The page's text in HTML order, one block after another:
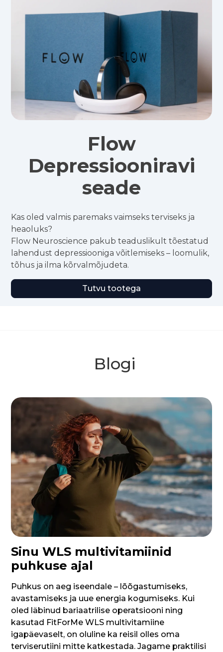
Flow
Depressiooniravi
seade
Kas oled valmis paremaks vaimseks terviseks ja
heaoluks?
Flow Neuroscience pakub teaduslikult tõestatud
lahendust depressiooniga võitlemiseks – loomulik,
tõhus ja ilma kõrvalmõjudeta.
Tutvu tootega
Blogi
Sinu WLS multivitamiinid
puhkuse ajal
Puhkus on aeg iseendale – lõõgastumiseks,
avastamiseks ja uue energia kogumiseks. Kui
oled läbinud bariaatrilise operatsiooni ning
kasutad FitForMe WLS multivitamiine
igapäevaselt, on oluline ka reisil olles oma
terviserutiini mitte katkestada. Jagame praktilisi